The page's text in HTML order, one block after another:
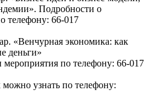
Подробности о
телефону: 66-017
«Венчурная экономика: как
деньги»
по телефону: 66-017
узнать по телефону: